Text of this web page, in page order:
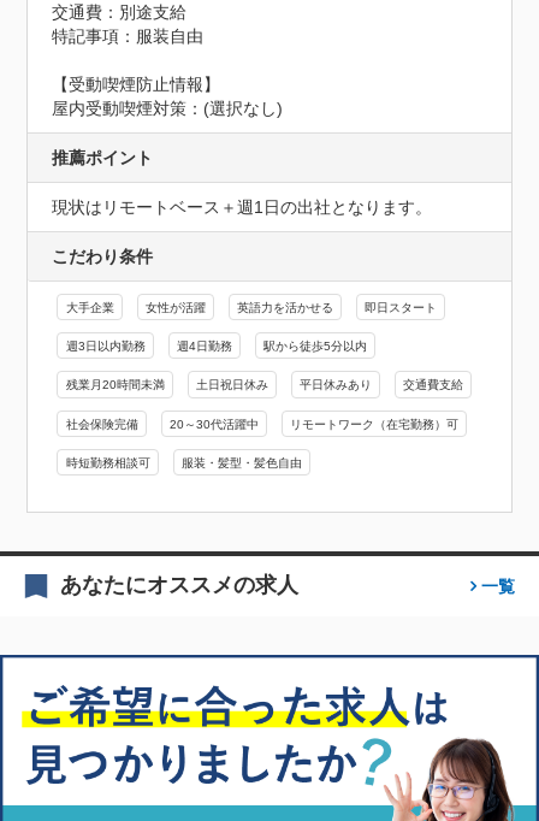
交通費：別途支給
特記事項：服装自由
【受動喫煙防止情報】
屋内受動喫煙対策：(選択なし)
推薦ポイント
現状はリモートベース＋週1日の出社となります。
こだわり条件
大手企業 女性が活躍 英語力を活かせる 即日スタート
週3日以内勤務 週4日勤務 駅から徒歩5分以内
残業月20時間未満 土日祝日休み 平日休みあり 交通費支給
社会保険完備 20～30代活躍中 リモートワーク（在宅勤務）可
時短勤務相談可 服装・髪型・髪色自由
あなたにオススメの求人 一覧